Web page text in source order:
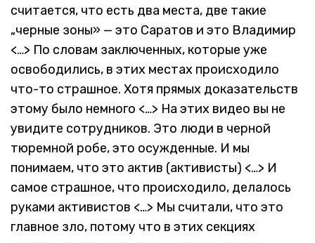
считается, что есть два места, две такие
„черные зоны» — это Саратов и это Владимир
<…> По словам заключенных, которые уже
освободились, в этих местах происходило
что-то страшное. Хотя прямых доказательств
этому было немного <…> На этих видео вы не
увидите сотрудников. Это люди в черной
тюремной робе, это осужденные. И мы
понимаем, что это актив (активисты) <…> И
самое страшное, что происходило, делалось
руками активистов <…> Мы считали, что это
главное зло, потому что в этих секциях